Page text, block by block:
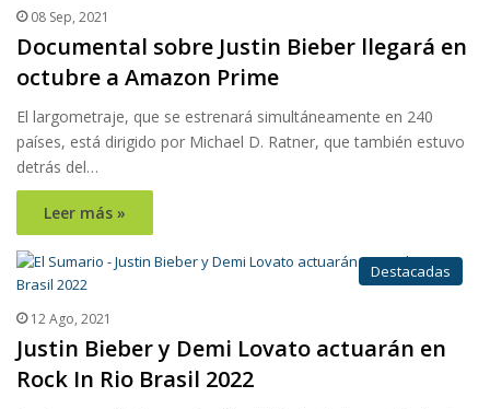
08 Sep, 2021
Documental sobre Justin Bieber llegará en
octubre a Amazon Prime
El largometraje, que se estrenará simultáneamente en 240
países, está dirigido por Michael D. Ratner, que también estuvo
detrás del…
Leer más »
Destacadas
12 Ago, 2021
Justin Bieber y Demi Lovato actuarán en
Rock In Rio Brasil 2022